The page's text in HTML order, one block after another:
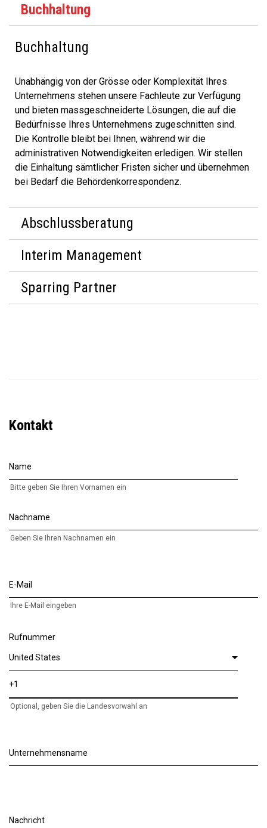
Buchhaltung
Buchhaltung
Unabhängig von der Grösse oder Komplexität Ihres
Unternehmens stehen unsere Fachleute zur Verfügung
und bieten massgeschneiderte Lösungen, die auf die
Bedürfnisse Ihres Unternehmens zugeschnitten sind.
Die Kontrolle bleibt bei Ihnen, während wir die
administrativen Notwendigkeiten erledigen. Wir stellen
die Einhaltung sämtlicher Fristen sicher und übernehmen
bei Bedarf die Behördenkorrespondenz.
Abschlussberatung
Interim Management
Sparring Partner
Kontakt
Name
Bitte geben Sie Ihren Vornamen ein
Nachname
Geben Sie Ihren Nachnamen ein
E-Mail
Ihre E-Mail eingeben
Rufnummer
Optional, geben Sie die Landesvorwahl an
Unternehmensname
Nachricht